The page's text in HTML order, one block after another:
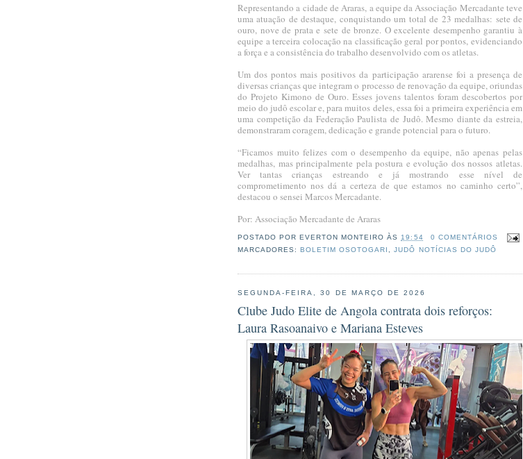
Representando a cidade de Araras, a equipe da Associação Mercadante teve
uma atuação de destaque, conquistando um total de 23 medalhas: sete de
ouro, nove de prata e sete de bronze. O excelente desempenho garantiu à
equipe a terceira colocação na classificação geral por pontos, evidenciando
a força e a consistência do trabalho desenvolvido com os atletas.
Um dos pontos mais positivos da participação ararense foi a presença de
diversas crianças que integram o processo de renovação da equipe, oriundas
do Projeto Kimono de Ouro. Esses jovens talentos foram descobertos por
meio do judô escolar e, para muitos deles, essa foi a primeira experiência em
uma competição da Federação Paulista de Judô. Mesmo diante da estreia,
demonstraram coragem, dedicação e grande potencial para o futuro.
“Ficamos muito felizes com o desempenho da equipe, não apenas pelas
medalhas, mas principalmente pela postura e evolução dos nossos atletas.
Ver tantas crianças estreando e já mostrando esse nível de
comprometimento nos dá a certeza de que estamos no caminho certo”,
destacou o sensei Marcos Mercadante.
Por: Associação Mercadante de Araras
POSTADO POR EVERTON MONTEIRO ÀS19:54
0 COMENTÁRIOS
MARCADORES:BOLETIM OSOTOGARI ,JUDÔ NOTÍCIAS DO JUDÔ
SEGUNDA-FEIRA, 30 DE MARÇO DE 2026
Clube Judo Elite de Angola contrata dois reforços:
Laura Rasoanaivo e Mariana Esteves